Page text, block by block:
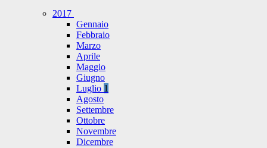
2017
Gennaio
Febbraio
Marzo
Aprile
Maggio
Giugno
Luglio 1
Agosto
Settembre
Ottobre
Novembre
Dicembre